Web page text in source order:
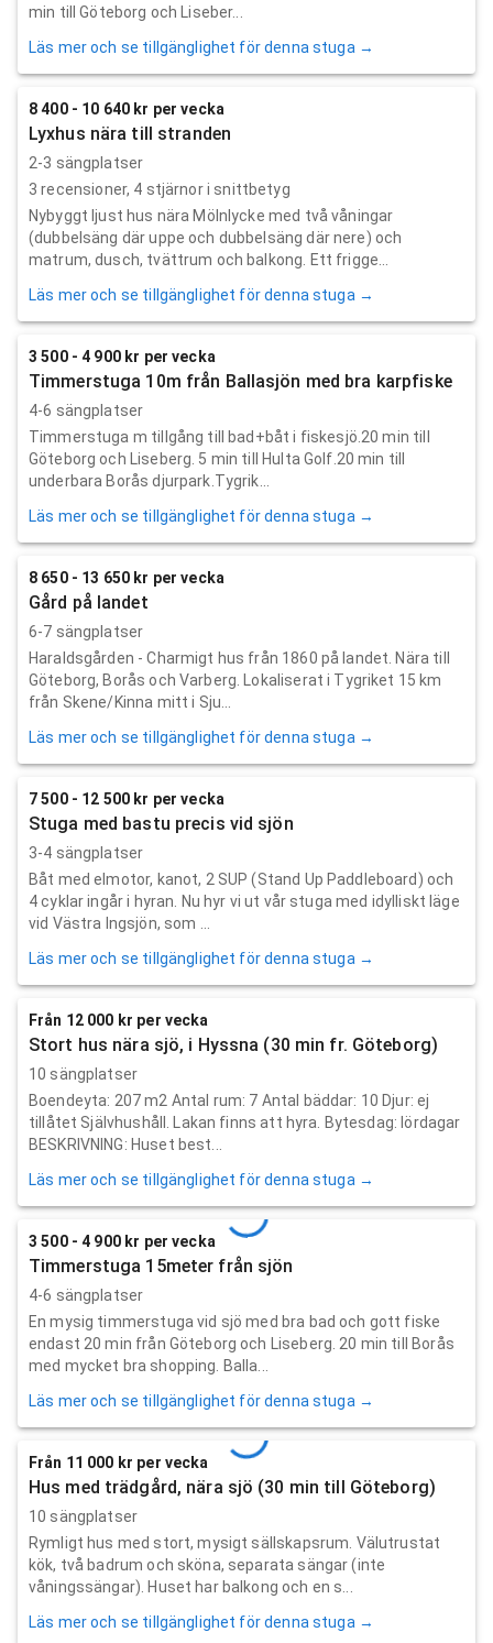
min till Göteborg och Liseber...
Läs mer och se tillgänglighet för denna stuga →
8 400 - 10 640 kr per vecka
Lyxhus nära till stranden
2-3 sängplatser
3 recensioner, 4 stjärnor i snittbetyg
Nybyggt ljust hus nära Mölnlycke med två våningar
(dubbelsäng där uppe och dubbelsäng där nere) och
matrum, dusch, tvättrum och balkong. Ett frigge...
Läs mer och se tillgänglighet för denna stuga →
3 500 - 4 900 kr per vecka
Timmerstuga 10m från Ballasjön med bra karpfiske
4-6 sängplatser
Timmerstuga m tillgång till bad+båt i fiskesjö.20 min till
Göteborg och Liseberg. 5 min till Hulta Golf.20 min till
underbara Borås djurpark.Tygrik...
Läs mer och se tillgänglighet för denna stuga →
8 650 - 13 650 kr per vecka
Gård på landet
6-7 sängplatser
Haraldsgården - Charmigt hus från 1860 på landet. Nära till
Göteborg, Borås och Varberg. Lokaliserat i Tygriket 15 km
från Skene/Kinna mitt i Sju...
Läs mer och se tillgänglighet för denna stuga →
7 500 - 12 500 kr per vecka
Stuga med bastu precis vid sjön
3-4 sängplatser
Båt med elmotor, kanot, 2 SUP (Stand Up Paddleboard) och
4 cyklar ingår i hyran. Nu hyr vi ut vår stuga med idylliskt läge
vid Västra Ingsjön, som ...
Läs mer och se tillgänglighet för denna stuga →
Från 12 000 kr per vecka
Stort hus nära sjö, i Hyssna (30 min fr. Göteborg)
10 sängplatser
Boendeyta: 207 m2 Antal rum: 7 Antal bäddar: 10 Djur: ej
tillåtet Självhushåll. Lakan finns att hyra. Bytesdag: lördagar
BESKRIVNING: Huset best...
Läs mer och se tillgänglighet för denna stuga →
3 500 - 4 900 kr per vecka
Timmerstuga 15meter från sjön
4-6 sängplatser
En mysig timmerstuga vid sjö med bra bad och gott fiske
endast 20 min från Göteborg och Liseberg. 20 min till Borås
med mycket bra shopping. Balla...
Läs mer och se tillgänglighet för denna stuga →
Från 11 000 kr per vecka
Hus med trädgård, nära sjö (30 min till Göteborg)
10 sängplatser
Rymligt hus med stort, mysigt sällskapsrum. Välutrustat
kök, två badrum och sköna, separata sängar (inte
våningssängar). Huset har balkong och en s...
Läs mer och se tillgänglighet för denna stuga →